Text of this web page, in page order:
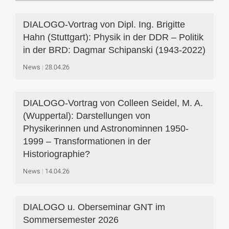
DIALOGO-Vortrag von Dipl. Ing. Brigitte
Hahn (Stuttgart): Physik in der DDR – Politik
in der BRD: Dagmar Schipanski (1943-2022)
News 28.04.26
DIALOGO-Vortrag von Colleen Seidel, M. A.
(Wuppertal): Darstellungen von
Physikerinnen und Astronominnen 1950-
1999 – Transformationen in der
Historiographie?
News 14.04.26
DIALOGO u. Oberseminar GNT im
Sommersemester 2026